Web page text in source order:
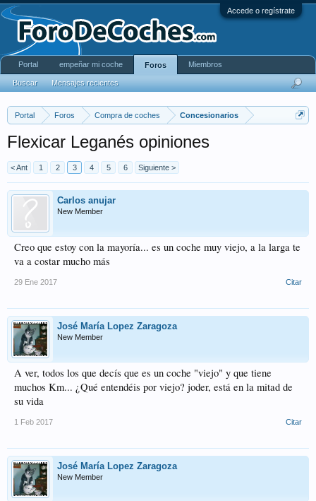
Accede o regístrate
Portal Foros Compra de coches Concesionarios
Flexicar Leganés opiniones
< Ant 1 2 3 4 5 6 Siguiente >
Carlos anujar
New Member
Creo que estoy con la mayoría... es un coche muy viejo, a la larga te
va a costar mucho más
29 Ene 2017 Citar
José María Lopez Zaragoza
New Member
A ver, todos los que decís que es un coche "viejo" y que tiene
muchos Km... ¿Qué entendéis por viejo? joder, está en la mitad de
su vida
1 Feb 2017 Citar
José María Lopez Zaragoza
New Member
Portal empeñar mi coche Foros
Buscar Mensajes recientes
Miembros